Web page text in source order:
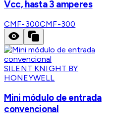
Vcc, hasta 3 amperes
CMF-300CMF-300
SILENT KNIGHT BY
HONEYWELL
Mini módulo de entrada
convencional